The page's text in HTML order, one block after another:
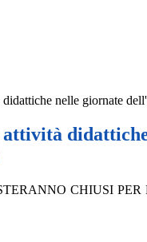
didattiche nelle giornate
attività
CHIUSI